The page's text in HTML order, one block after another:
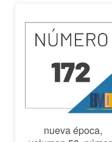
nueva época,